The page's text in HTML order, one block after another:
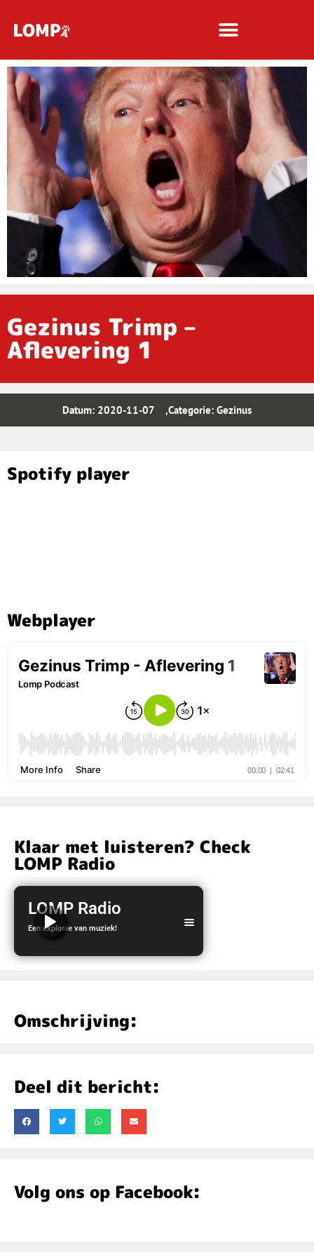
Gezinus Trimp –
Aflevering 1
Datum: 2020-11-07 ,Categorie: Gezinus
Spotify player
Webplayer
Klaar met luisteren? Check
LOMP Radio
LOMP Radio
Een explosie van muziek!
Omschrijving:
Deel dit bericht:
Volg ons op Facebook: